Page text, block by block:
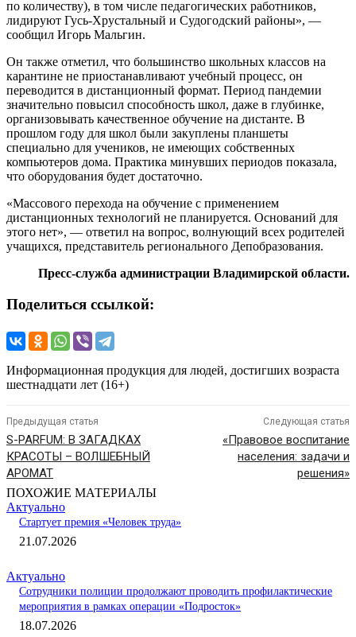
по количеству), в том числе педагогических работников,
лидируют Гусь-Хрустальный и Судогодский районы», —
сообщил Игорь Мальгин.
Он также отметил, что большинство школьных классов на
карантине не приостанавливают учебный процесс, он
переводится в дистанционный формат. Период пандемии
значительно повысил способность школ, даже в глубинке,
организовывать качественное обучение на дистанте. В
прошлом году для школ были закуплены планшеты
специально для учеников, не имеющих собственных
компьютеров дома. Практика минувших периодов показала,
что оборудования будет достаточно.
«Массового перехода на обучение с применением
дистанционных технологий не планируется. Оснований для
этого нет», — ответил на вопрос, волнующий всех родителей
учащихся, представитель регионального Депобразования.
Пресс-служба администрации Владимирской области.
Поделиться ссылкой:
Информационная продукция для людей, достигших возраста
шестнадцати лет (16+)
Предыдущая статья
S-PARFUM: В ЗАГАДКАХ
КРАСОТЫ – ВОЛШЕБНЫЙ
АРОМАТ
Следующая статья
«Правовое воспитание
населения: задачи и
решения»
ПОХОЖИЕ МАТЕРИАЛЫ
Актуально
Стартует премия «Человек труда»
21.07.2026
Актуально
Сотрудники полиции продолжают проводить профилактические
мероприятия в рамках операции «Подросток»
18.07.2026